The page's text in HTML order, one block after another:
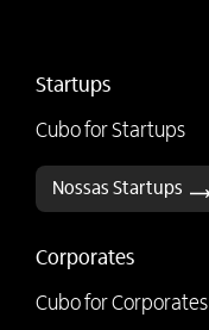
Startups
Cubo for Startups
Nossas Startups
Corporates
Cubo for Corporates